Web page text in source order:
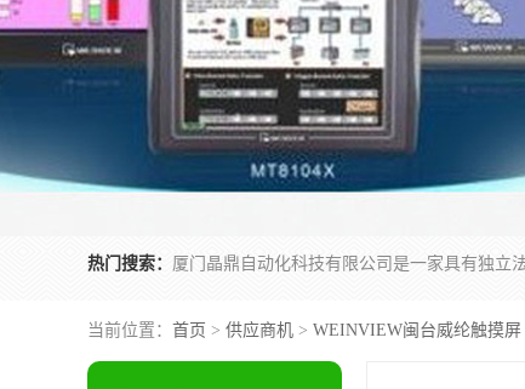
热门搜索：
当前位置： 首页 > 供应商机 > WEINVIEW闽台威纶触摸屏